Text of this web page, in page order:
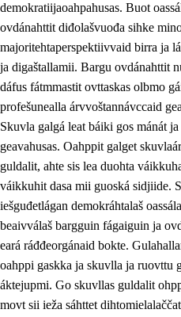
demokratiijaoahpahusas. Buot
ovdánahttit diđolašvuođa sihke
majoritehtaperspektiivvaid birra ja
ja digaštallamii. Bargu ovdánahttit
dáfus fátmmastit ovttaskas olbmo
profešunealla árvvoštannávccaid
Skuvla galgá leat báiki gos mánát
geavahusas. Oahppit galget
guldalit, ahte sis lea duohta
váikkuhit dasa mii guoská sidjiide.
iešguđetlágan demokráhtalaš
beaivválaš bargguin fágaiguin ja
eará ráđđeorgánaid bokte.
oahppi gaskka ja skuvlla ja ruovttu
áktejupmi. Go skuvllas guldalit
movt sii ieža sáhttet